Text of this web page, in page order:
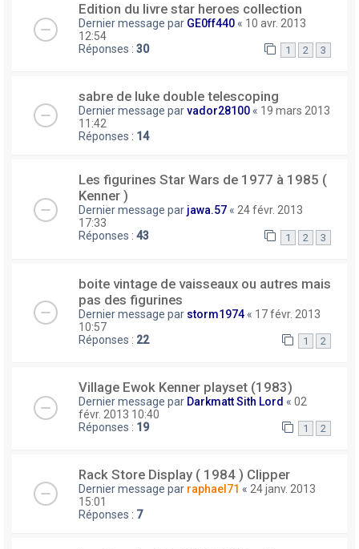
Edition du livre star heroes collection
Dernier message par GE0ff440 « 10 avr. 2013
12:54
Réponses : 30 1 2 3
sabre de luke double telescoping
Dernier message parvador28100 « 19 mars 2013
11:42
Réponses : 14
Les figurines Star Wars de 1977 à 1985 (
Kenner )
Dernier message par jawa.57 « 24 févr. 2013
17:33
Réponses : 43 1 2 3
boite vintage de vaisseaux ou autres mais
pas des figurines
Dernier message par storm1974 « 17 févr. 2013
10:57
Réponses : 22 1 2
Village Ewok Kenner playset (1983)
Dernier message par Darkmatt Sith Lord « 02
févr. 2013 10:40
Réponses : 19 1 2
Rack Store Display ( 1984 ) Clipper
Dernier message par raphael71 « 24 janv. 2013
15:01
Réponses : 7